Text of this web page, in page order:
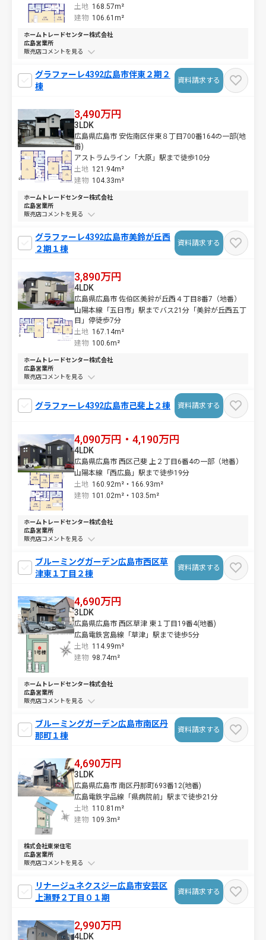
土地 168.57m²
建物 106.61m²
ホームトレードセンター株式会社
広島営業所
販売店コメントを
グラファーレ4392広島市伴東２期２
棟
資料請求する
3,490万円
広島県広島市 安佐南区伴東８丁目700番164の一部(地
番)
アストラムライン「大原」駅まで徒歩10分
土地 121.94m²
3LDK
建物 104.33m²
ホームトレードセンター株式会社
広島営業所
販売店コメントを
グラファーレ4392広島市美鈴が丘西
２期１棟
資料請求する
3,890万円
広島県広島市 佐伯区美鈴が丘西４丁目8番7（地番）
山陽本線「五日市」駅までバス21分「美鈴が丘西五丁
目」停徒歩7分
土地 167.14m²
4LDK
建物 100.6m²
ホームトレードセンター株式会社
広島営業所
販売店コメントを
グラファーレ4392広島市己斐上２棟 資料請求する
4,090万円・4,190万円
広島県広島市 西区己斐 上２丁目6番4の一部（地番）
山陽本線「西広島」駅まで徒歩19分
土地 160.92m²・ 166.93m²
4LDK
建物 101.02m²・ 103.5m²
ホームトレードセンター株式会社
広島営業所
販売店コメントを
ブルーミングガーデン広島市西区草
津東１丁目２棟
資料請求する
4,690万円
広島県広島市 西区草津 東１丁目19番4(地番)
広島電鉄宮島線「草津」駅まで徒歩5分
土地 114.99m²
3LDK
建物 98.74m²
ホームトレードセンター株式会社
広島営業所
販売店コメントを
ブルーミングガーデン広島市南区丹
那町１棟
資料請求する
4,690万円
広島県広島市 南区丹那町693番12(地番)
広島電鉄宇品線「県病院前」駅まで徒歩21分
土地 110.81m²
3LDK
建物 109.3m²
株式会社東栄住宅
広島営業所
販売店コメントを
リナージュネクスジー広島市安芸区
上瀬野２丁目０１期
資料請求する
2,990万円
4LDK